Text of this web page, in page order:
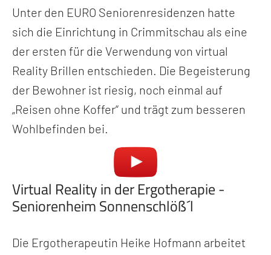
Unter den EURO Seniorenresidenzen hatte
sich die Einrichtung in Crimmitschau als eine
der ersten für die Verwendung von virtual
Reality Brillen entschieden. Die Begeisterung
der Bewohner ist riesig, noch einmal auf
„Reisen ohne Koffer“ und trägt zum besseren
Wohlbefinden bei.
Virtual Reality in der Ergotherapie -
Seniorenheim Sonnenschlöß´l
Die Ergotherapeutin Heike Hofmann arbeitet